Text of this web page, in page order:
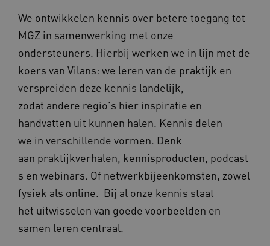
We ontwikkelen kennis over betere toegang tot
MGZ in samenwerking met onze
ondersteuners. Hierbij werken we in lijn met de
koers van Vilans: we leren van de praktijk en
verspreiden deze kennis landelijk,
zodat andere regio's hier inspiratie en
handvatten uit kunnen halen. Kennis delen
we in verschillende vormen. Denk
aan praktijkverhalen, kennisproducten, podcast
s en webinars. Of netwerkbijeenkomsten, zowel
fysiek als online. Bij al onze kennis staat
het uitwisselen van goede voorbeelden en
samen leren centraal.